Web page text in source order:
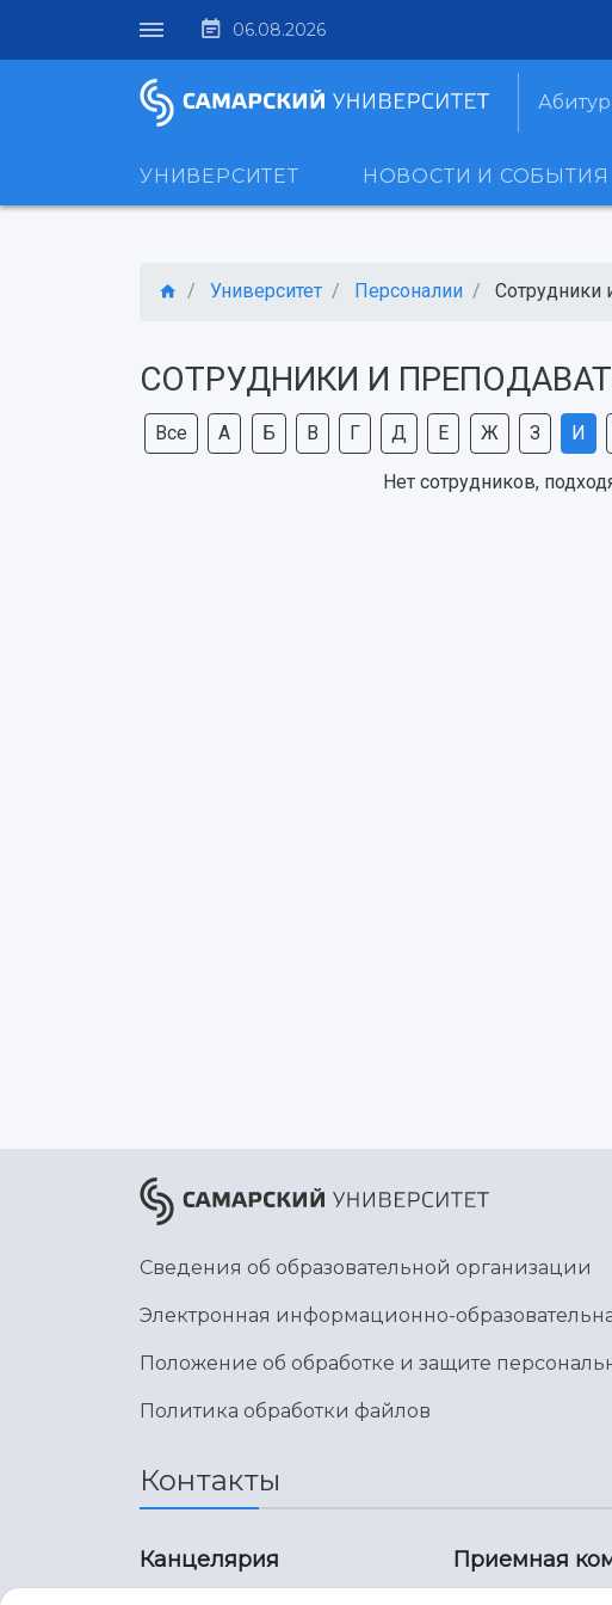
06.08.2026
УНИВЕРСИТЕТ НОВОСТИ И СОБЫТИЯ
Университет Персоналии Сотрудники
СОТРУДНИКИ И
Все А Б В Г Д Е Ж З И
Нет сотрудников,
Сведения об образовательной организации
Электронная информационно-
Положение об обработке и защите
Политика обработки файлов
Контакты
Канцелярия Приемная